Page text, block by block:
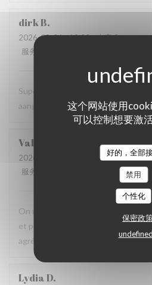
这个网站使用
可以控制想要激
好的，全部
禁用
个性化
保密政
undefined
dirkB
2026-08-06- 19:00 - 来宾 2
服务
Super vriendelijke ontvagst, zeer
aangenaam kader, een aanradee
Valerie
2026-08-06
- 12:45 - 来宾 4
服务
5/5 质价比
On recommande vivement, carte
et personnels très agréable, prix
agréable moment en terrasse.
LydiaD